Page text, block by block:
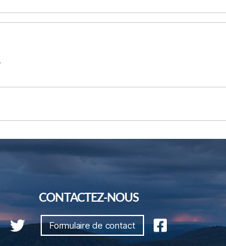
CONTACTEZ-NOUS
Formulaire de contact